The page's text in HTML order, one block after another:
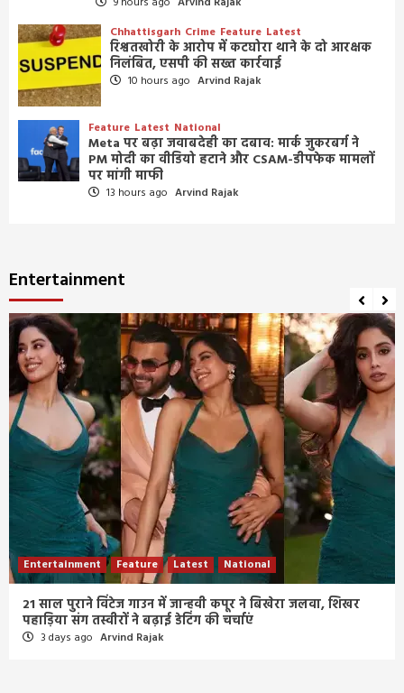
Chhattisgarh Crime Feature Latest
रिश्वतखोरी के आरोप में कटघोरा थाने के दो आरक्षक
निलंबित, एसपी की सख्त कार्रवाई
10 hours ago Arvind Rajak
Feature Latest National
Meta पर बढ़ा जवाबदेही का दबाव: मार्क जुकरबर्ग ने
PM मोदी का वीडियो हटाने और CSAM-डीपफेक मामलों
पर मांगी माफी
13 hours ago Arvind Rajak
Entertainment
Entertainment Feature Latest National
21 साल पुराने विंटेज गाउन में जान्हवी कपूर ने बिखेरा जलवा, शिखर
पहाड़िया संग तस्वीरों ने बढ़ाई डेटिंग की चर्चाएं
3 days ago Arvind Rajak